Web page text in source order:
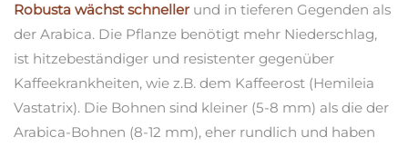
Robusta wächst schnellerund in tieferen Gegenden als
der Arabica. Die Pflanze benötigt mehr Niederschlag,
ist hitzebeständiger und resistenter gegenüber
Kaffeekrankheiten, wie z.B. dem Kaffeerost (Hemileia
Vastatrix). Die Bohnen sind kleiner (5-8 mm) als die der
Arabica-Bohnen (8-12 mm), eher rundlich und haben